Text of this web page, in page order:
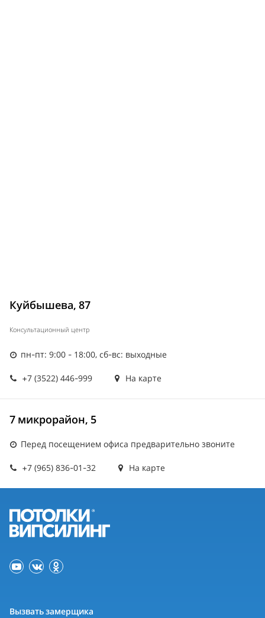
Куйбышева, 87
Консультационный центр
пн-пт: 9:00 - 18:00, сб-вс: выходные
+7 (3522) 446-999 На карте
7 микрорайон, 5
Перед посещением офиса предварительно звоните
+7 (965) 836-01-32 На карте
Вызвать замерщика